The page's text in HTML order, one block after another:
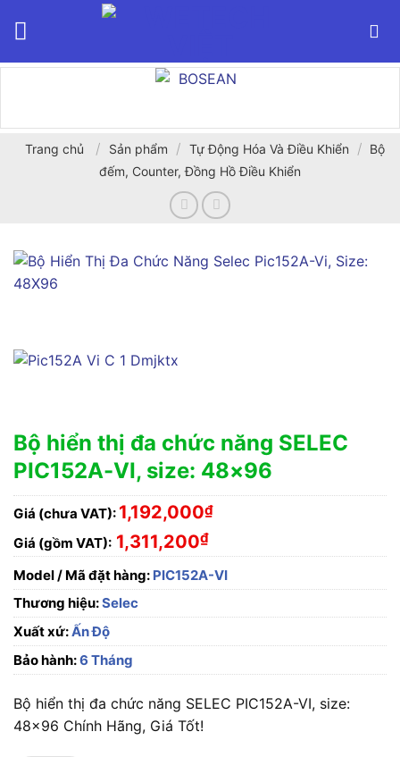
Trang chủ / Sản phẩm / Tự Động Hóa Và Điều Khiển / Bộ
đếm, Counter, Đồng Hồ Điều Khiển
Bộ hiển thị đa chức năng SELEC
PIC152A-VI, size: 48×96
Giá (chưa VAT): 1,192,000₫
Giá (gồm VAT): 1,311,200₫
Model / Mã đặt hàng: PIC152A-VI
Thương hiệu:Selec
Xuất xứ:Ấn Độ
Bảo hành:6 Tháng
Bộ hiển thị đa chức năng SELEC PIC152A-VI, size:
48×96 Chính Hãng, Giá Tốt!